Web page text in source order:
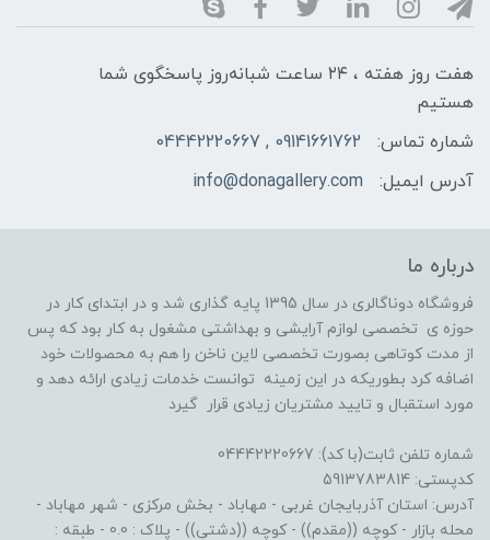
هفت روز هفته ، ۲۴ ساعت شبانه‌روز پاسخگوی شما
هستیم
شماره تماس:
09141661762 , 04442220667
آدرس ایمیل:
info@donagallery.com
درباره ما
فروشگاه دوناگالری در سال 1395 پایه گذاری شد و در ابتدای کار در
حوزه ی تخصصی لوازم آرایشی و بهداشتی مشغول به کار بود که پس
از مدت کوتاهی بصورت تخصصی لاین ناخن را هم به محصولات خود
اضافه کرد بطوریکه در این زمینه توانست خدمات زیادی ارائه دهد و
مورد استقبال و تایید مشتریان زیادی قرار گیرد
شماره تلفن ثابت(با کد): 04442220667
کدپستی: 5913783814
آدرس: استان آذربایجان غربی - مهاباد - بخش مرکزی - شهر مهاباد -
محله بازار - کوچه ((مقدم)) - کوچه ((دشتی)) - پلاک : 0.0 - طبقه :